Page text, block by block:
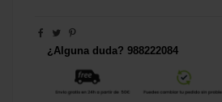
¿Alguna duda? 988222084